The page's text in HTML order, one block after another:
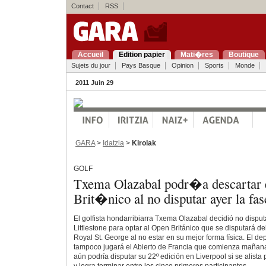
Contact RSS
Accueil Edition papier Mati�res Boutique
Sujets du jour Pays Basque Opinion Sports Monde
2011 Juin 29
GARA> Idatzia > Kirolak
GOLF
Txema Olazabal podr�a descartar
Brit�nico al no disputar ayer la
El golfista hondarribiarra Txema Olazabal decidió no
Littlestone para optar al Open Británico que se disputará
Royal St. George al no estar en su mejor forma física. El
tampoco jugará el Abierto de Francia que comienza
aún podría disputar su 22º edición en Liverpool si se alista